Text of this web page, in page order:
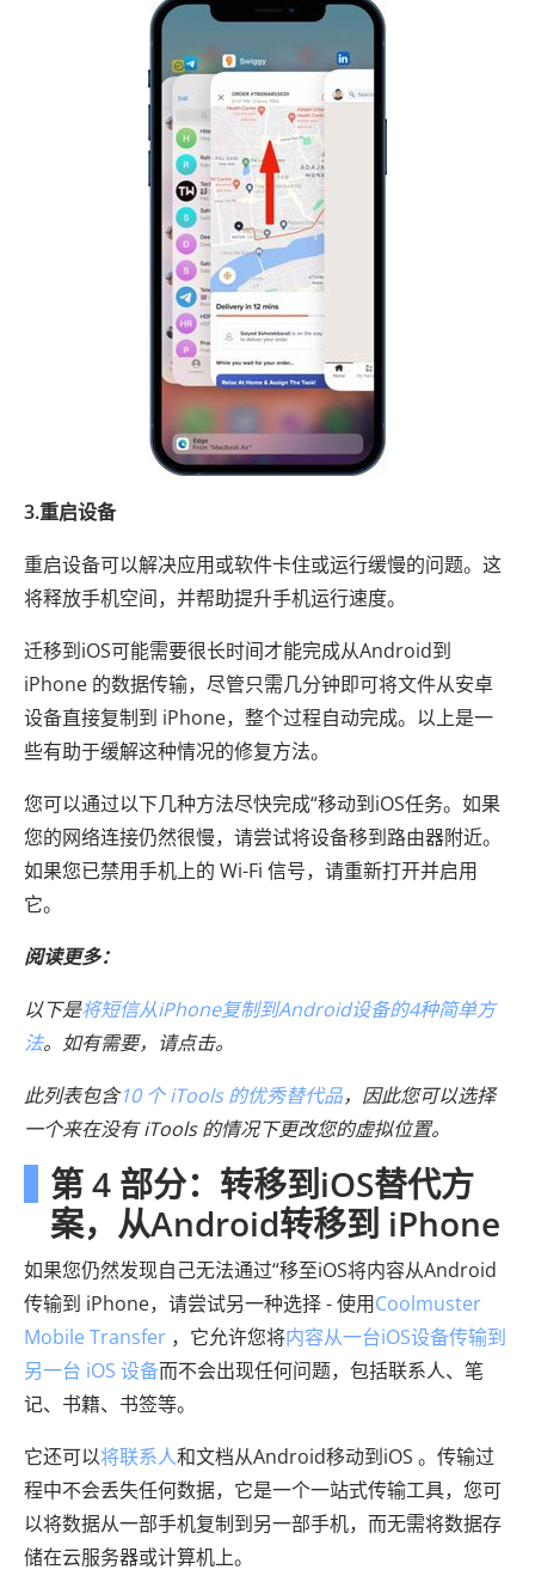
3.重启设备
重启设备可以解决应用或软件卡住或运行缓慢的问题。这
将释放手机空间，并帮助提升手机运行速度。
迁移到iOS可能需要很长时间才能完成从Android到
iPhone 的数据传输，尽管只需几分钟即可将文件从安卓
设备直接复制到 iPhone，整个过程自动完成。以上是一
些有助于缓解这种情况的修复方法。
您可以通过以下几种方法尽快完成“移动到iOS任务。如果
您的网络连接仍然很慢，请尝试将设备移到路由器附近。
如果您已禁用手机上的 Wi-Fi 信号，请重新打开并启用
它。
阅读更多：
以下是将短信从iPhone复制到Android设备的4种简单方
法。如有需要，请点击。
此列表包含10 个 iTools 的优秀替代品，因此您可以选择
一个来在没有 iTools 的情况下更改您的虚拟位置。
第 4 部分：转移到iOS替代方
案，从Android转移到 iPhone
如果您仍然发现自己无法通过“移至iOS将内容从Android
传输到 iPhone，请尝试另一种选择 - 使用Coolmuster
Mobile Transfer ，它允许您将内容从一台iOS设备传输到
另一台 iOS 设备而不会出现任何问题，包括联系人、笔
记、书籍、书签等。
它还可以将联系人和文档从Android移动到iOS 。传输过
程中不会丢失任何数据，它是一个一站式传输工具，您可
以将数据从一部手机复制到另一部手机，而无需将数据存
储在云服务器或计算机上。